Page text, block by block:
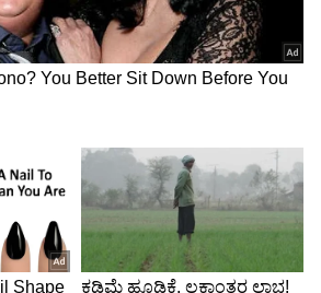
ಬರುತ್ತಲೇ ಇರುತ್ತವೆ.
ಆಧಾರ ನೌಕರರಿಗೆ ತರಬೇತಿ
ಮಾಡಿಕೊಳ್ಳಲಾಗುತ್ತದೆ. ಪಶು
ಹೆಚ್ಚು ಹುದ್ದೆಗಳು ಖಾಲಿ ಇವೆ.
ಸರ್ಕಾರಿಗೆ ಈ ಬಗ್ಗೆ ಮನವಿ
-ಡಾ.ಶಿವಯೋಗಿ ಯಲಿ, ಉಪ
ಇಲಾಖೆ, ಶಿವಮೊಗ್ಗ.